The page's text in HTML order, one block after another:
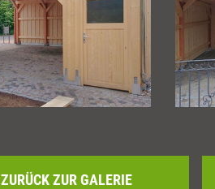
ZURÜCK ZUR GALERIE